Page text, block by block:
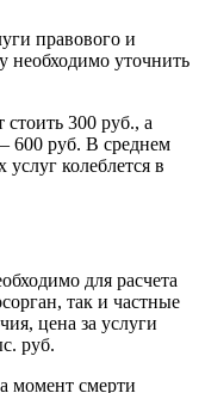
правового и
необходимо уточнить
300 руб., а
600 руб. В среднем
колеблется в
для расчета
так и частные
цена за услуги
руб.
момент смерти